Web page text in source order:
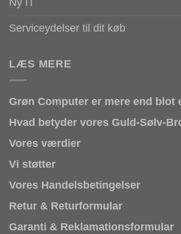
Ny IT
Serviceydelser til dit køb
LÆS MERE
Grøn Computer er mere end blot
Hvad betyder vores Guld-Sølv-
Vores værdier
Vi støtter
Vores Handelsbetingelser
Retur & Returformular
Garanti & Reklamationsformular